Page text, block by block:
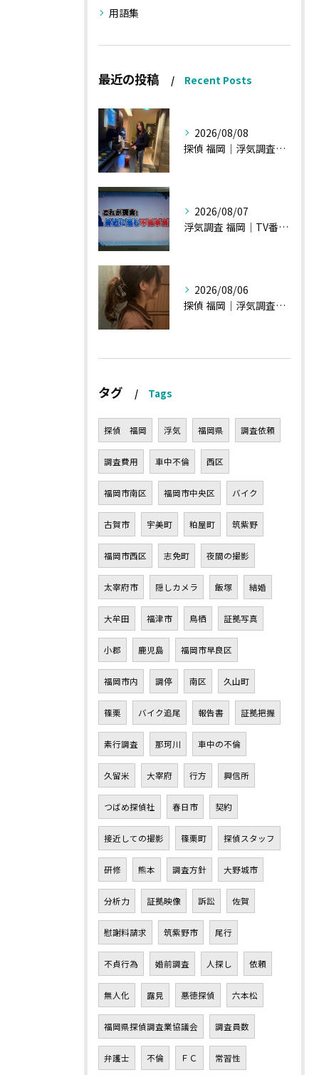
用語集
最近の投稿 Recent Posts
2026/08/08
探偵 福岡｜浮気調査、諸状況、そして雑談へ
2026/08/07
浮気調査 福岡｜TV番組15分間の特集の時のお話①
2026/08/06
探偵 福岡｜浮気調査の現場から・・・・チハルさん特集
タグ Tags
探偵 福岡 浮気 福岡県 調査依頼
調査費用 車中不倫 西区
福岡市南区 福岡市中央区 バイク
古賀市 宇美町 粕屋町 筑紫野
福岡市西区 志免町 夜間の撮影
太宰府市 隠しカメラ 飯塚 結婚
大牟田 福津市 鳥栖 証拠写真
小郡 鹿児島 福岡市早良区
福岡市内 調停 南区 久山町
篠栗 バイク追尾 報告書 証拠把握
素行調査 那珂川 車中の不倫
久留米 大宰府 行方 興信所
つばめ探偵社 春日市 契約
接近しての撮影 篠栗町 探偵スタッフ
研修 熊本 調査方針 大野城市
分析力 証拠映像 訴訟 佐賀
慰謝料請求 筑紫野市 尾行
不貞行為 婚前調査 人探し 依頼
無人化 露見 悪徳探偵 六本松
福岡県探偵調査業協議会 調査員数
弁護士 不倫 ＦＣ 常習性